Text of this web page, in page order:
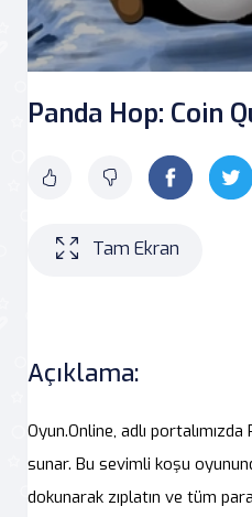
Panda Hop: Coin
Tam Ekran
Açıklama:
Oyun.Online, adlı
sunar. Bu sevimli koşu
dokunarak zıplatın ve tüm